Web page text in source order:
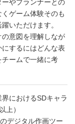
やプランナーとの
ゲーム体験そのも
いただけます。
意図を理解しなが
するにはどんな表
ームで一緒に考
におけるSDキャラ
上）
デジタル作画ツー